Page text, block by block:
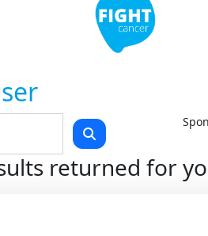
returned for